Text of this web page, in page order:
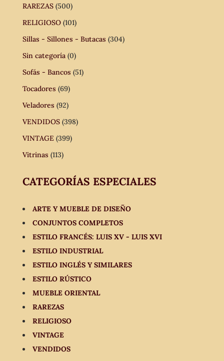
RAREZAS (500)
RELIGIOSO (101)
Sillas - Sillones - Butacas (304)
Sin categoría (0)
Sofás - Bancos (51)
Tocadores (69)
Veladores (92)
VENDIDOS (398)
VINTAGE (399)
Vitrinas (113)
CATEGORÍAS ESPECIALES
ARTE Y MUEBLE DE DISEÑO
CONJUNTOS COMPLETOS
ESTILO FRANCÉS: LUIS XV - LUIS XVI
ESTILO INDUSTRIAL
ESTILO INGLÉS Y SIMILARES
ESTILO RÚSTICO
MUEBLE ORIENTAL
RAREZAS
RELIGIOSO
VINTAGE
VENDIDOS